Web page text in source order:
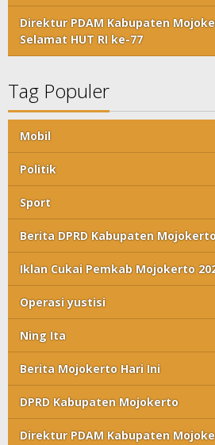
Direktur PDAM Kabupaten
Selamat HUT RI ke-77
Tag Populer
Mobil
Politik
Sport
Berita DPRD Kabupaten
Iklan Cukai Pemkab Mojokerto
Operasi yustisi
Ning Ita
Berita Mojokerto Hari Ini
DPRD Kabupaten Mojokerto
Direktur PDAM Kabupaten